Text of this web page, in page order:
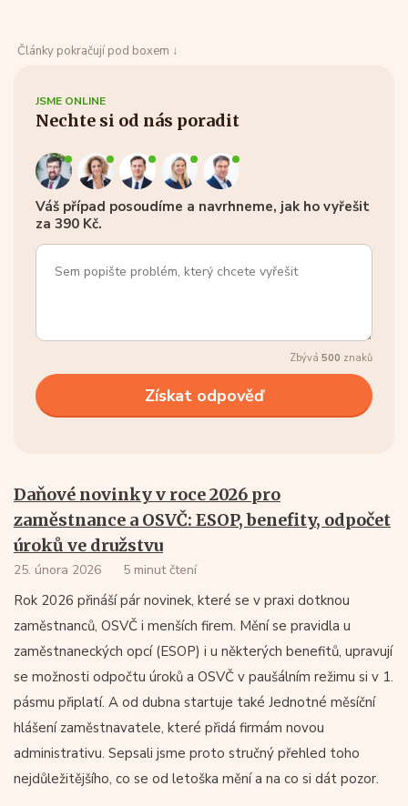
Články pokračují pod boxem ↓
JSME ONLINE
Nechte si od nás poradit
Váš případ posoudíme a navrhneme, jak ho vyřešit
za 390 Kč.
Zbývá 500 znaků
Daňové novinky v roce 2026 pro
zaměstnance a OSVČ: ESOP, benefity, odpočet
úroků ve družstvu
25. února 2026 5 minut čtení
Rok 2026 přináší pár novinek, které se v praxi dotknou
zaměstnanců, OSVČ i menších firem. Mění se pravidla u
zaměstnaneckých opcí (ESOP) i u některých benefitů, upravují
se možnosti odpočtu úroků a OSVČ v paušálním režimu si v 1.
pásmu připlatí. A od dubna startuje také Jednotné měsíční
hlášení zaměstnavatele, které přidá firmám novou
administrativu. Sepsali jsme proto stručný přehled toho
nejdůležitějšího, co se od letoška mění a na co si dát pozor.